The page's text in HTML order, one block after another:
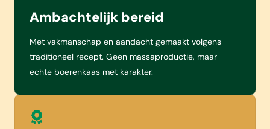
Ambachtelijk bereid
Met vakmanschap en aandacht gemaakt volgens
traditioneel recept. Geen massaproductie, maar
echte boerenkaas met karakter.